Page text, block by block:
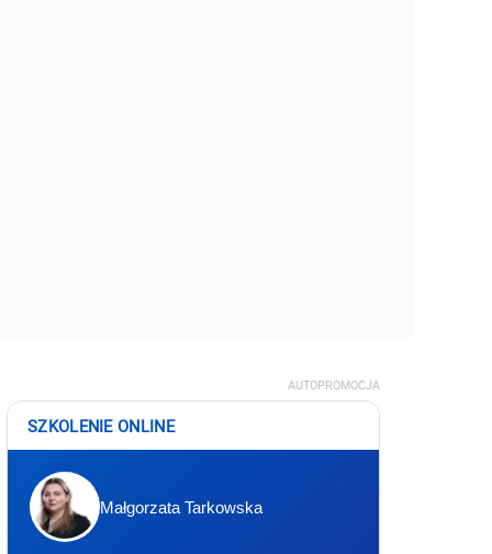
AUTOPROMOCJA
SZKOLENIE ONLINE
Małgorzata Tarkowska